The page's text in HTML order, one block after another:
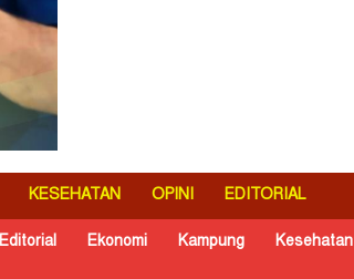
KESEHATAN OPINI EDITORIAL
Editorial Ekonomi Kampung Kesehatan